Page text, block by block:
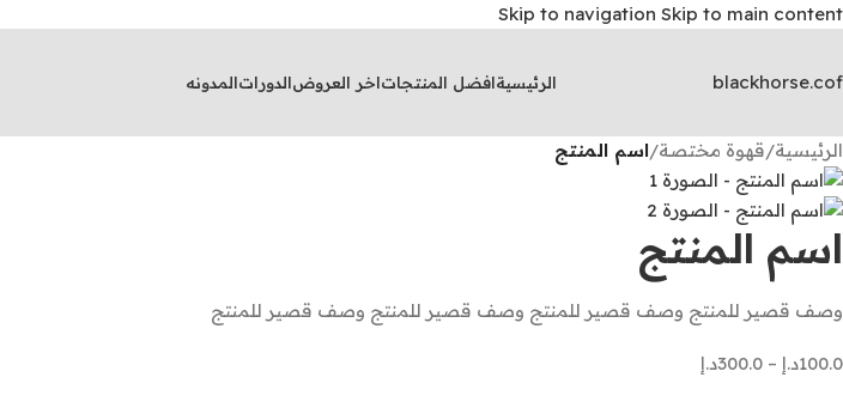
Skip to navigation Skip to main content
الرئيسيةافضل المنتجاتاخر العروضالدوراتالمدونه
الرئيسية/قهوة مختصة/اسم المنتج
اسم المنتج
وصف قصير للمنتج وصف قصير للمنتج وصف قصير للمنتج وصف قصير للمنتج
100.0د.إ –
300.0د.إ